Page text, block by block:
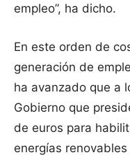
empleo”, ha dicho.
En este orden de
generación de
ha avanzado que a
Gobierno que
de euros para
energías